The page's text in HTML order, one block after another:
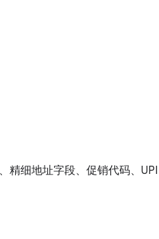
精细地址字段、促销代码、